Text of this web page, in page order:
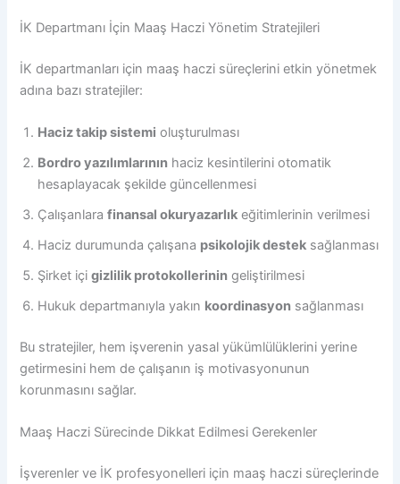
İK Departmanı İçin Maaş Haczi Yönetim Stratejileri
İK departmanları için maaş haczi süreçlerini etkin yönetmek
adına bazı stratejiler:
Haciz takip sistemi oluşturulması
Bordro yazılımlarının haciz kesintilerini otomatik
hesaplayacak şekilde güncellenmesi
Çalışanlarafinansal okuryazarlık eğitimlerinin verilmesi
Haciz durumunda çalışana psikolojik destek sağlanması
Şirket içigizlilik protokollerinin geliştirilmesi
Hukuk departmanıyla yakın koordinasyon sağlanması
Bu stratejiler, hem işverenin yasal yükümlülüklerini yerine
getirmesini hem de çalışanın iş motivasyonunun
korunmasını sağlar.
Maaş Haczi Sürecinde Dikkat Edilmesi Gerekenler
İşverenler ve İK profesyonelleri için maaş haczi süreçlerinde